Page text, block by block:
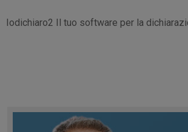
Iodichiaro2 Il tuo software per la